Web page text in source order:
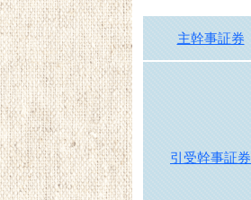
主幹事証券
引受幹事証券